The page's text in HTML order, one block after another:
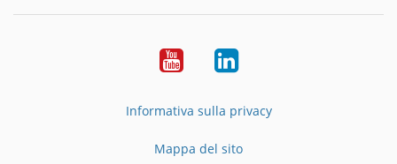
YouTubeLinkedIn
Informativa sulla privacy
Mappa del sito